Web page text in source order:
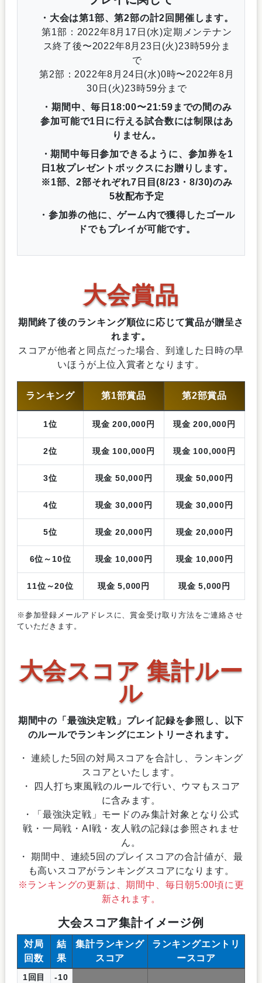
・大会は第1部、第2部の計2回開催します。
第1部：2022年8月17日(水)定期メンテナン
ス終了後〜2022年8月23日(火)23時59分ま
で
第2部：2022年8月24日(水)0時〜2022年8月
30日(火)23時59分まで
・期間中、毎日18:00〜21:59までの間のみ
参加可能で1日に行える試合数には制限はあ
りません。
・期間中毎日参加できるように、参加券を1
日1枚プレゼントボックスにお贈りします。
※1部、2部それぞれ7日目(8/23・8/30)のみ
5枚配布予定
・参加券の他に、ゲーム内で獲得したゴール
ドでもプレイが可能です。
大会賞品
期間終了後のランキング順位に応じて賞品が贈呈さ
れます。
スコアが他者と同点だった場合、到達した日時の早
いほうが上位入賞者となります。
ランキング 第1部賞品 第2部賞品
1位 現金 200,000円 現金 200,000円
2位 現金 100,000円 現金 100,000円
3位 現金 50,000円 現金 50,000円
4位 現金 30,000円 現金 30,000円
5位 現金 20,000円 現金 20,000円
6位～10位 現金 10,000円 現金 10,000円
11位～20位 現金 5,000円 現金 5,000円
※参加登録メールアドレスに、賞金受け取り方法をご連絡させ
ていただきます。
大会スコア 集計ルー
ル
期間中の「最強決定戦」プレイ記録を参照し、以下
のルールでランキングにエントリーされます。
・ 連続した5回の対局スコアを合計し、ランキング
スコアといたします。
・ 四人打ち東風戦のルールで行い、ウマもスコア
に含みます。
・「最強決定戦」モードのみ集計対象となり公式
戦・一局戦・AI戦・友人戦の記録は参照されませ
ん。
・ 期間中、連続5回のプレイスコアの合計値が、最
も高いスコアがランキングスコアになります。
※ランキングの更新は、期間中、毎日朝5:00頃に更
新されます。
大会スコア集計イメージ例
対局
回数
結
果
集計ランキング
スコア
ランキングエントリ
ースコア
1回目
-10